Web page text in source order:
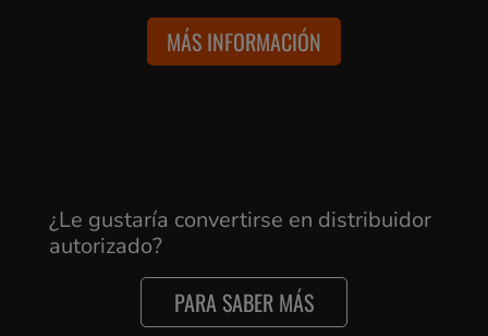
MÁS INFORMACIÓN
¿Le gustaría convertirse en distribuidor
autorizado?
PARA SABER MÁS